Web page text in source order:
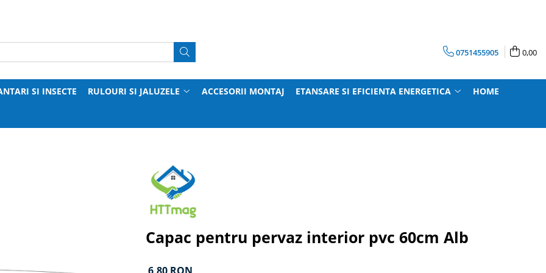
0751455905 0,00
SI INSECTE RULOURI SI JALUZELE ACCESORII MONTAJ ETANSARE SI EFICIENTA ENERGETICA HOME
Capac pentru pervaz interior pvc 60cm Alb